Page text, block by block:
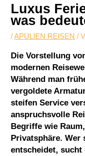
Luxus
was
/APULIEN REISEN /
Die Vorstellung
modernen
Während man
vergoldete
steifen Service
anspruchsvolle
Begriffe wie
Privatsphäre. Wer
entscheidet,